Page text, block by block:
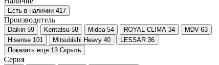
Есть в наличии 417
Производитель
Daikin 59 Kentatsu 58 Midea 54 ROYAL CLIMA 34 MDV 63
Hisense 101 Mitsubishi Heavy 40 LESSAR 36
Показать еще 13 Скрыть
Серия